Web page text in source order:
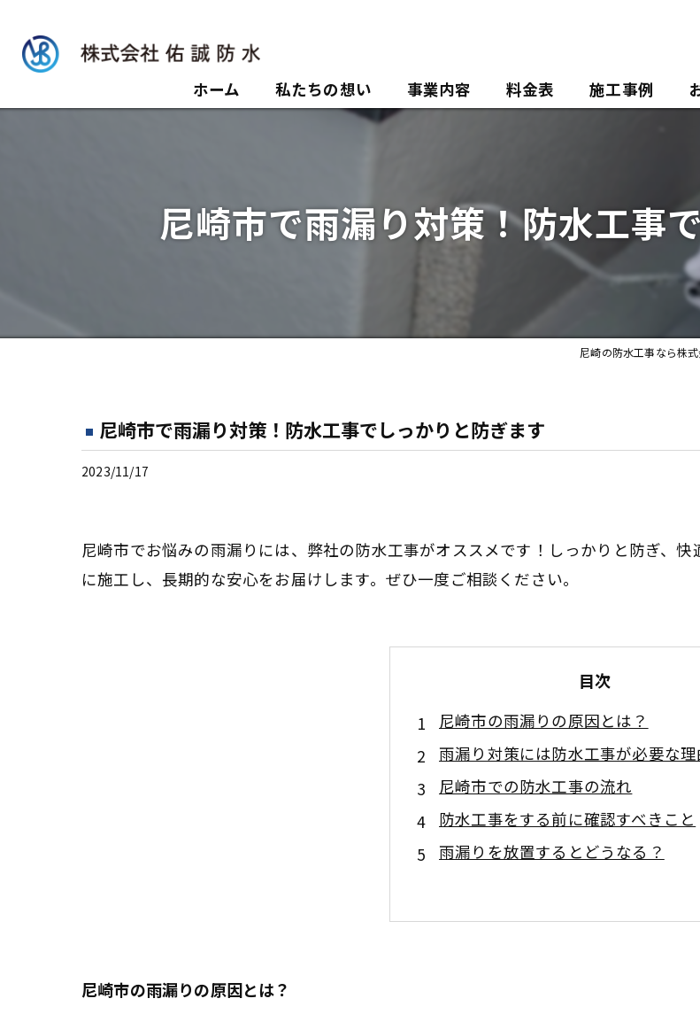
ホーム 私たちの想い 事業内容 料金表 施工事例
尼崎市で雨漏り対策！防水工事
尼崎の防水工事なら株
尼崎市で雨漏り対策！防水工事でしっかりと防ぎます
2023/11/17
尼崎市でお悩みの雨漏りには、弊社の防水工事がオススメです！しっかりと防ぎ、
に施工し、長期的な安心をお届けします。ぜひ一度ご相談ください。
目次
尼崎市の雨漏りの原因とは？
雨漏り対策には防水工事が必要な理
尼崎市での防水工事の流れ
防水工事をする前に確認すべきこと
雨漏りを放置するとどうなる？
尼崎市の雨漏りの原因とは？